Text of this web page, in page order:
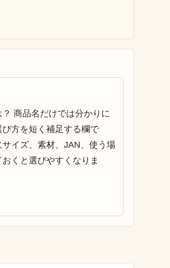
商品名だけでは分かりに
び方を短く補足する欄で
イズ、素材、JAN、使う場
くと選びやすくなりま